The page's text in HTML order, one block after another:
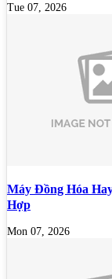
Tue 07, 2026
Máy Đồng Hóa
Hợp
Mon 07, 2026